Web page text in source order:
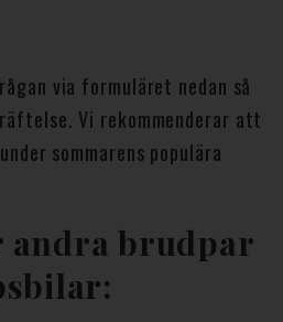
via formuläret nedan så
Vi rekommenderar att
sommarens populära
andra brudpar